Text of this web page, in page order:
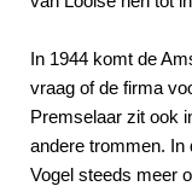
In 1944 komt de
vraag of de firma
Premselaar zit ook
andere trommen. In
Vogel steeds meer